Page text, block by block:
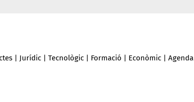
| Jurídic | Tecnològic | Formació | Econòmic | Agenda